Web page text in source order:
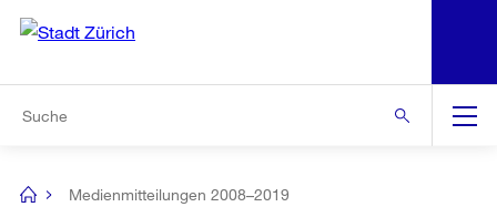
Navigation
[no
Medienmitteilungen 2008–2019